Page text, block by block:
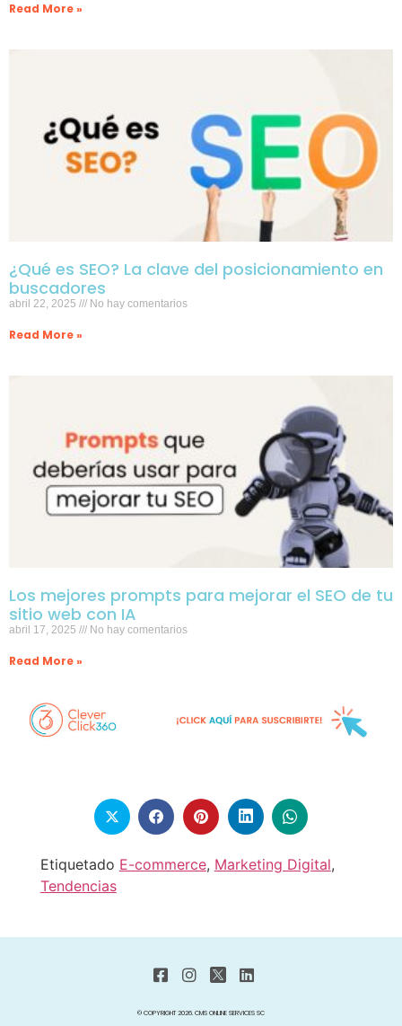
Read More »
¿Qué es SEO? La clave del posicionamiento en
buscadores
abril 22, 2025 No hay comentarios
Read More »
Los mejores prompts para mejorar el SEO de tu
sitio web con IA
abril 17, 2025 No hay comentarios
Read More »
Etiquetado E-commerce, Marketing Digital,
Tendencias
© COPYRIGHT 2026. CMS ONLINE SERVICES SC